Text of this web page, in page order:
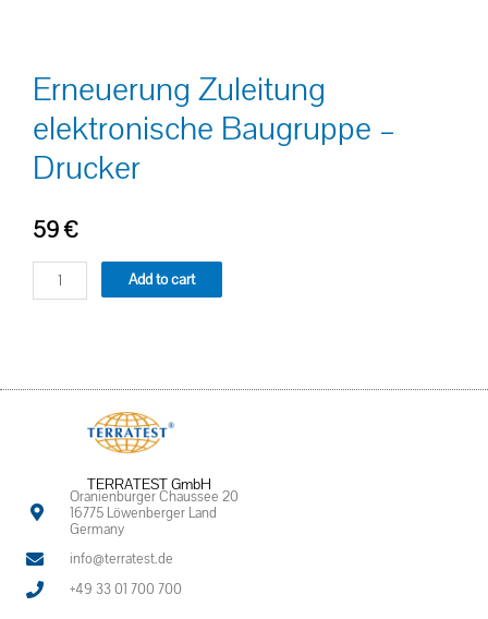
Erneuerung Zuleitung
elektronische Baugruppe –
Drucker
59€
Add to cart
TERRATEST GmbH
Oranienburger Chaussee 20
16775 Löwenberger Land
Germany
info@terratest.de
+49 33 01 700 700